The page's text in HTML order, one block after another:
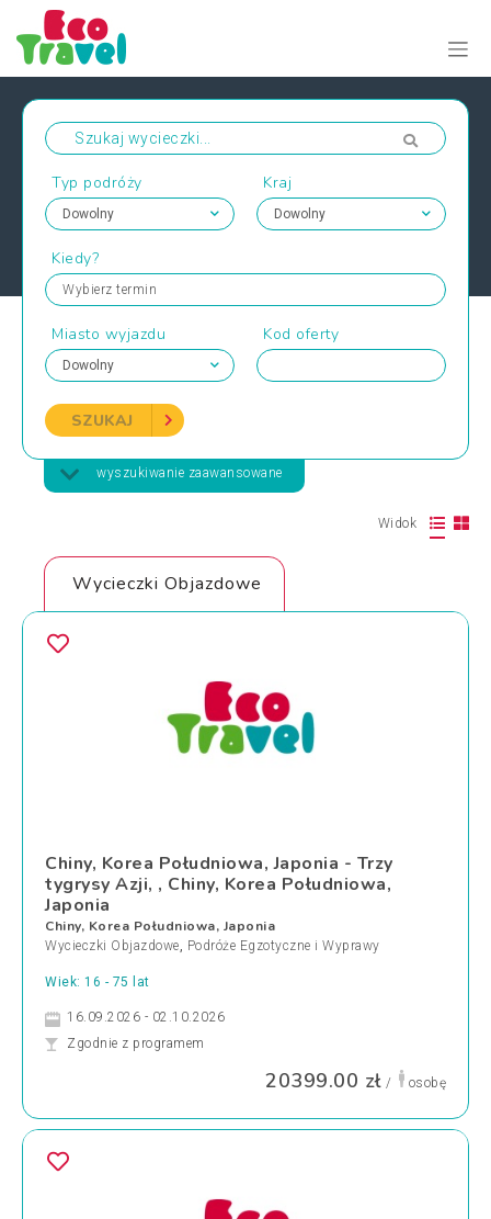
Typ podróży Kraj
Kiedy?
Wybierz termin
Miasto wyjazdu Kod oferty
SZUKAJ
wyszukiwanie zaawansowane
Widok
Wycieczki Objazdowe
Chiny, Korea Południowa, Japonia - Trzy
tygrysy Azji, , Chiny, Korea Południowa,
Japonia
Chiny, Korea Południowa, Japonia
Wycieczki Objazdowe, Podróże Egzotyczne i Wyprawy
Wiek: 16 - 75 lat
16.09.2026 - 02.10.2026
Zgodnie z programem
20399.00 zł / osobę